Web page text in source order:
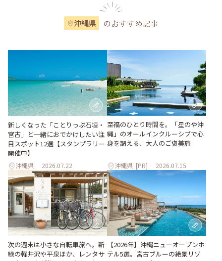
沖縄県 のおすすめ記事
新しくなった「ことりっぷ石垣・
宮古」と一緒におでかけしたい注
目スポット12選【スタンプラリー
開催中】
沖縄県 2026.07.22
至福のひとり時間を。「星のや沖
縄」のオールインクルーシブで心
身を調える、大人のご褒美旅
沖縄県 [PR] 2026.07.15
次の週末は小さな自転車旅へ。新
緑の軽井沢や平泉ほか、レンタサ
【2026年】沖縄ニューオープンホ
テル5選。宮古ブルーの絶景リゾ